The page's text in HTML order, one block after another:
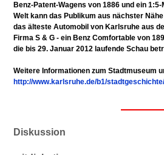
Benz-Patent-Wagens von 1886 und ein
Welt kann das Publikum aus nächster
das älteste Automobil von Karlsruhe aus
Firma S & G - ein Benz Comfortable von
die bis 29. Januar 2012 laufende Schau
Weitere Informationen zum Stadtmuseum
http://www.karlsruhe.de/b1/
Diskussion